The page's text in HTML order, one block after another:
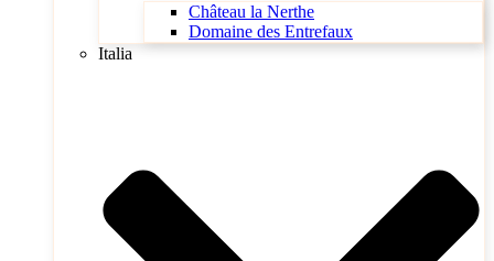
Château la Nerthe
Domaine des Entrefaux
Italia